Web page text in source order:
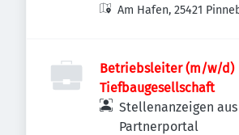
Am Hafen, 25421
Betriebsleiter (m/w/d)
Tiefbaugesellschaft
Stellenanzeigen
Partnerportal